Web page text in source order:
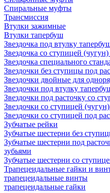
Спиральные муфты
Трансмиссия
Втулки зажимные
Втулки тапербуш
Звездочка под втулку
Звездочка со ступицей
Звездочка специального
Звездочки без ступицы под
Звездочки двойные для
Звездочки под втулку
Звездочки под расточку со
Звездочки со ступицей
Звездочки со ступицей под
Зубчатые рейки
Зубчатые шестерни без
Зубчатые шестерни под
зубьями
Зубчатые шестерни со
Трапецеидальные гайки и
трапецеидальные винты
трапецеидальные гайки